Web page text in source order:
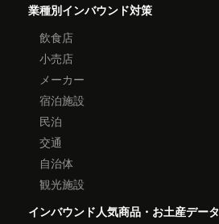
業種別インバウンド対策
飲食店
小売店
メーカー
宿泊施設
民泊
交通
自治体
観光施設
インバウンド人気商品・お土産データ